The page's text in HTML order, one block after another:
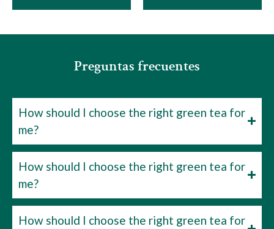
Preguntas frecuentes
How should I choose the right green tea for
me?
How should I choose the right green tea for
me?
How should I choose the right green tea for